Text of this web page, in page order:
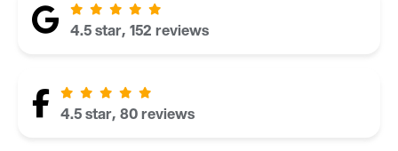
4.5 star, 152 reviews
4.5 star, 80 reviews